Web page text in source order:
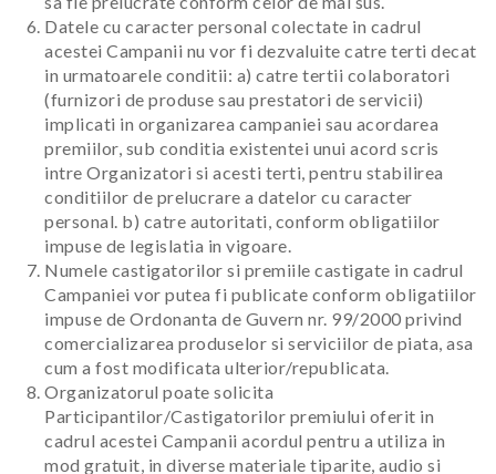
Datele cu caracter personal colectate in cadrul
acestei Campanii nu vor fi dezvaluite catre terti decat
in urmatoarele conditii: a) catre tertii colaboratori
(furnizori de produse sau prestatori de servicii)
implicati in organizarea campaniei sau acordarea
premiilor, sub conditia existentei unui acord scris
intre Organizatori si acesti terti, pentru stabilirea
conditiilor de prelucrare a datelor cu caracter
personal. b) catre autoritati, conform obligatiilor
impuse de legislatia in vigoare.
Numele castigatorilor si premiile castigate in cadrul
Campaniei vor putea fi publicate conform obligatiilor
impuse de Ordonanta de Guvern nr. 99/2000 privind
comercializarea produselor si serviciilor de piata, asa
cum a fost modificata ulterior/republicata.
Organizatorul poate solicita
Participantilor/Castigatorilor premiului oferit in
cadrul acestei Campanii acordul pentru a utiliza in
mod gratuit, in diverse materiale tiparite, audio si